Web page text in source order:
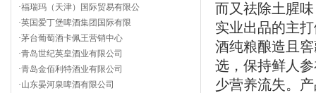
·福瑞玛（天津）国际贸易有限公
·英国爱丁堡啤酒集团国际有限
·茅台葡萄酒卡佩王营销中心
·青岛世纪英皇酒业有限公司
·青岛金佰利特酒业有限公司
·山东晏河泉啤酒有限公司
而又祛除土腥
实业出品的主
酒纯粮酿造且
选，保持鲜人
少营养流失。